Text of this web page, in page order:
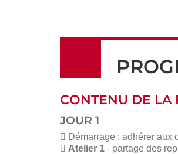
CONTENU DE LA
JOUR 1
 Démarrage : adhérer aux
 Atelier 1 - partage des